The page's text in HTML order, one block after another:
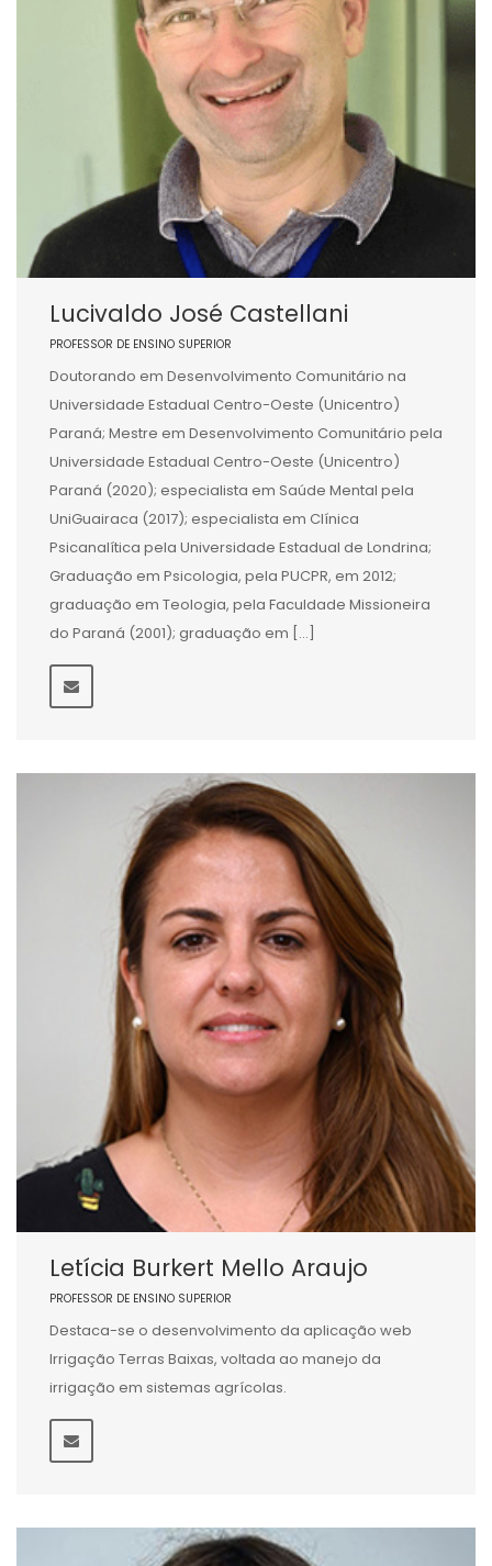
Lucivaldo José Castellani
PROFESSOR DE ENSINO SUPERIOR
Doutorando em Desenvolvimento Comunitário na
Universidade Estadual Centro-Oeste (Unicentro)
Paraná; Mestre em Desenvolvimento Comunitário pela
Universidade Estadual Centro-Oeste (Unicentro)
Paraná (2020); especialista em Saúde Mental pela
UniGuairaca (2017); especialista em Clínica
Psicanalítica pela Universidade Estadual de Londrina;
Graduação em Psicologia, pela PUCPR, em 2012;
graduação em Teologia, pela Faculdade Missioneira
do Paraná (2001); graduação em […]
Letícia Burkert Mello Araujo
PROFESSOR DE ENSINO SUPERIOR
Destaca-se o desenvolvimento da aplicação web
Irrigação Terras Baixas, voltada ao manejo da
irrigação em sistemas agrícolas.